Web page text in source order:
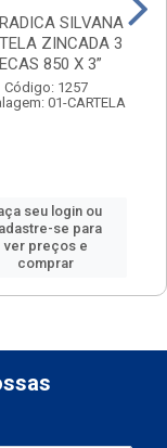
SILVANA
ZINCADA 3
850 X 3”
Código: 1257
01-CARTELA
seu login ou
se para
ver preços e
comprar